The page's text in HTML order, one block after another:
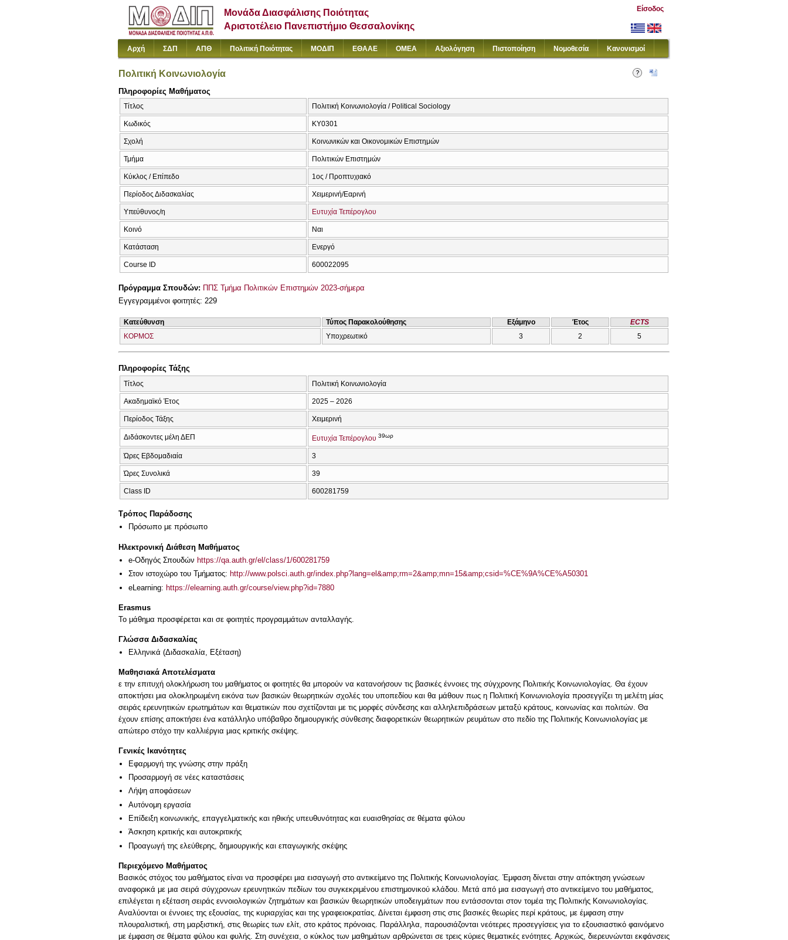
Μονάδα Διασφάλισης Ποιότητας
Αριστοτέλειο Πανεπιστήμιο Θεσσαλονίκης
Είσοδος
Αρχή ΣΔΠ ΑΠΘ Πολιτική Ποιότητας ΜΟΔΙΠ ΕΘΑΑΕ ΟΜΕΑ Αξιολόγηση Πιστοποίηση Νομοθεσία Κανονισμοί
Πολιτική Κοινωνιολογία
Πληροφορίες Μαθήματος
Τίτλος Πολιτική Κοινωνιολογία / Political Sociology
Κωδικός ΚΥ0301
Σχολή Κοινωνικών και Οικονομικών Επιστημών
Τμήμα Πολιτικών Επιστημών
Κύκλος / Επίπεδο 1ος / Προπτυχιακό
Περίοδος Διδασκαλίας Χειμερινή/Εαρινή
Υπεύθυνος/η Ευτυχία Τεπέρογλου
Κοινό Ναι
Κατάσταση Ενεργό
Course ID 600022095
Πρόγραμμα Σπουδών: ΠΠΣ Τμήμα Πολιτικών Επιστημών 2023-σήμερα
Εγγεγραμμένοι φοιτητές: 229
Κατεύθυνση Τύπος Παρακολούθησης Εξάμηνο Έτος
ECTS
ΚΟΡΜΟΣ
Υποχρεωτικό 3 2 5
Πληροφορίες Τάξης
Τίτλος Πολιτική Κοινωνιολογία
Ακαδημαϊκό Έτος 2025 – 2026
Περίοδος Τάξης Χειμερινή
Διδάσκοντες μέλη ΔΕΠ Ευτυχία Τεπέρογλου 39ωρ
Ώρες Εβδομαδιαία 3
Ώρες Συνολικά 39
Class ID 600281759
Τρόπος Παράδοσης
Πρόσωπο με πρόσωπο
Ηλεκτρονική Διάθεση Μαθήματος
e-Οδηγός Σπουδών https://qa.auth.gr/el/class/1/600281759
Στον ιστοχώρο του Τμήματος: http://www.polsci.auth.gr/index.php?lang=el&amp;rm=2&amp;mn=15&amp;csid=%CE%9A%CE%A50301
eLearning: https://elearning.auth.gr/course/view.php?id=7880
Erasmus
Το μάθημα προσφέρεται και σε φοιτητές προγραμμάτων ανταλλαγής.
Γλώσσα Διδασκαλίας
Ελληνικά (Διδασκαλία, Εξέταση)
Μαθησιακά Αποτελέσματα
ε την επιτυχή ολοκλήρωση του μαθήματος οι φοιτητές θα μπορούν να κατανοήσουν τις βασικές έννοιες της σύγχρονης Πολιτικής Κοινωνιολογίας. Θα έχουν
αποκτήσει μια ολοκληρωμένη εικόνα των βασικών θεωρητικών σχολές του υποπεδίου και θα μάθουν πως η Πολιτική Κοινωνιολογία προσεγγίζει τη μελέτη μίας
σειράς ερευνητικών ερωτημάτων και θεματικών που σχετίζονται με τις μορφές σύνδεσης και αλληλεπιδράσεων μεταξύ κράτους, κοινωνίας και πολιτών. Θα
έχουν επίσης αποκτήσει ένα κατάλληλο υπόβαθρο δημιουργικής σύνθεσης διαφορετικών θεωρητικών ρευμάτων στο πεδίο της Πολιτικής Κοινωνιολογίας με
απώτερο στόχο την καλλιέργια μιας κριτικής σκέψης.
Γενικές Ικανότητες
Εφαρμογή της γνώσης στην πράξη
Προσαρμογή σε νέες καταστάσεις
Λήψη αποφάσεων
Αυτόνομη εργασία
Επίδειξη κοινωνικής, επαγγελματικής και ηθικής υπευθυνότητας και ευαισθησίας σε θέματα φύλου
Άσκηση κριτικής και αυτοκριτικής
Προαγωγή της ελεύθερης, δημιουργικής και επαγωγικής σκέψης
Περιεχόμενο Μαθήματος
Βασικός στόχος του μαθήματος είναι να προσφέρει μια εισαγωγή στο αντικείμενο της Πολιτικής Κοινωνιολογίας. Έμφαση δίνεται στην απόκτηση γνώσεων
αναφορικά με μια σειρά σύγχρονων ερευνητικών πεδίων του συγκεκριμένου επιστημονικού κλάδου. Μετά από μια εισαγωγή στο αντικείμενο του μαθήματος,
επιλέγεται η εξέταση σειράς εννοιολογικών ζητημάτων και βασικών θεωρητικών υποδειγμάτων που εντάσσονται στον τομέα της Πολιτικής Κοινωνιολογίας.
Αναλύονται οι έννοιες της εξουσίας, της κυριαρχίας και της γραφειοκρατίας. Δίνεται έμφαση στις στις βασικές θεωρίες περί κράτους, με έμφαση στην
πλουραλιστική, στη μαρξιστική, στις θεωρίες των ελίτ, στο κράτος πρόνοιας. Παράλληλα, παρουσιάζονται νεότερες προσεγγίσεις για το εξουσιαστικό φαινόμενο
με έμφαση σε θέματα φύλου και φυλής. Στη συνέχεια, ο κύκλος των μαθημάτων αρθρώνεται σε τρεις κύριες θεματικές ενότητες. Αρχικώς, διερευνώνται εκφάνσεις